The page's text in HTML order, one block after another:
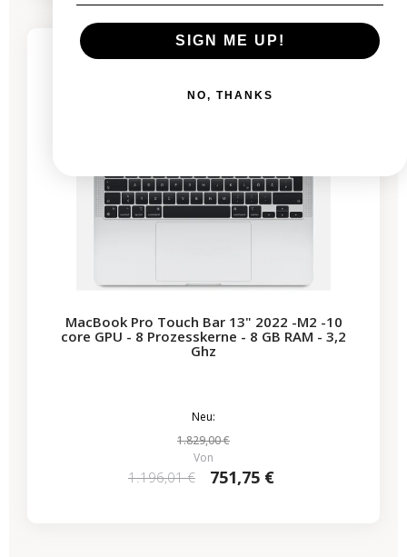
SALES -444,26 €
3 restprodukte
MacBook Pro Touch Bar 13" 2022 -M2 -10
core GPU - 8 Prozesskerne - 8 GB RAM - 3,2
Ghz
Neu:
1.829,00 €
Von
1.196,01 € 751,75 €
SIGN ME UP!
NO, THANKS